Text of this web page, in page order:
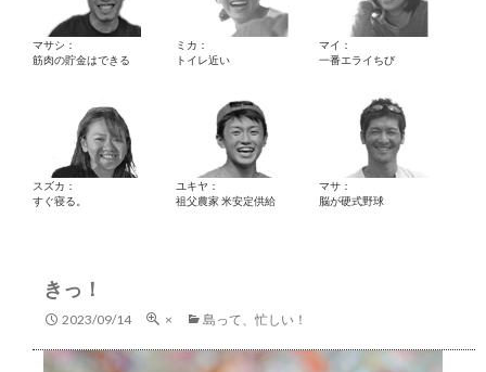
マサシ：
筋肉の貯金はできる
ミカ：
トイレ近い
マイ：
一番エライちび
スズカ：
すぐ寝る。
ユキヤ：
祖父農家 米安定供給
マサ：
脳が硬式野球
きっ！
2023/09/14 × 島って、忙しい！